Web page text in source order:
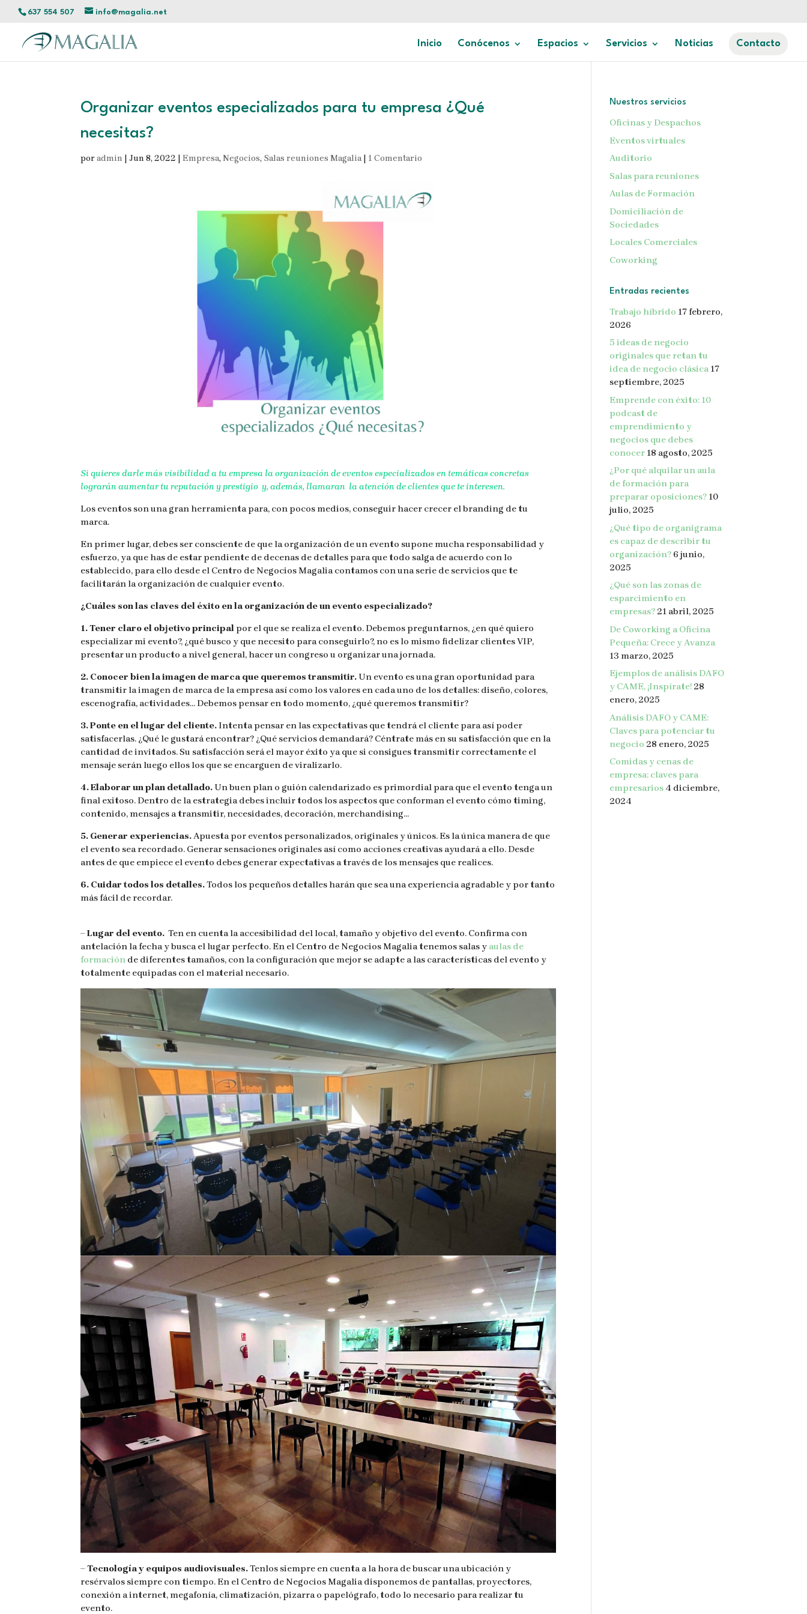
637 554 507 info@magalia.net
Inicio Conócenos Espacios Servicios Noticias Contacto
Organizar eventos especializados para tu empresa ¿Qué
necesitas?
poradmin |Jun 8, 2022 |Empresa,Negocios, Salas reuniones Magalia| 1 Comentario
Si quieres darle más visibilidad a tu empresa la organización de eventos especializados en temáticas concretas
lograrán aumentar tu reputación y prestigio y, además, llamaran la atención de clientes que te interesen.
Los eventos son una gran herramienta para, con pocos medios, conseguir hacer crecer el branding de tu
marca.
En primer lugar, debes ser consciente de que la organización de un evento supone mucha responsabilidad y
esfuerzo, ya que has de estar pendiente de decenas de detalles para que todo salga de acuerdo con lo
establecido, para ello desde el Centro de Negocios Magalia contamos con una serie de servicios que te
facilitarán la organización de cualquier evento.
¿Cuáles son las claves del éxito en la organización de un evento especializado?
1. Tener claro el objetivo principal por el que se realiza el evento. Debemos preguntarnos, ¿en qué quiero
especializar mi evento?, ¿qué busco y que necesito para conseguirlo?, no es lo mismo fidelizar clientes VIP,
presentar un producto a nivel general, hacer un congreso u organizar una jornada.
2. Conocer bien la imagen de marca que queremos transmitir. Un evento es una gran oportunidad para
transmitir la imagen de marca de la empresa así como los valores en cada uno de los detalles: diseño, colores,
escenografía, actividades… Debemos pensar en todo momento, ¿qué queremos transmitir?
3. Ponte en el lugar del cliente. Intenta pensar en las expectativas que tendrá el cliente para así poder
satisfacerlas. ¿Qué le gustará encontrar? ¿Qué servicios demandará? Céntrate más en su satisfacción que en la
cantidad de invitados. Su satisfacción será el mayor éxito ya que si consigues transmitir correctamente el
mensaje serán luego ellos los que se encarguen de viralizarlo.
4. Elaborar un plan detallado. Un buen plan o guión calendarizado es primordial para que el evento tenga un
final exitoso. Dentro de la estrategia debes incluir todos los aspectos que conforman el evento cómo timing,
contenido, mensajes a transmitir, necesidades, decoración, merchandising…
5. Generar experiencias.Apuesta por eventos personalizados, originales y únicos. Es la única manera de que
el evento sea recordado. Generar sensaciones originales así como acciones creativas ayudará a ello. Desde
antes de que empiece el evento debes generar expectativas a través de los mensajes que realices.
6. Cuidar todos los detalles.Todos los pequeños detalles harán que sea una experiencia agradable y por tanto
más fácil de recordar.
– Lugar del evento. Ten en cuenta la accesibilidad del local, tamaño y objetivo del evento. Confirma con
antelación la fecha y busca el lugar perfecto. En el Centro de Negocios Magalia tenemos salas y aulas de
formación de diferentes tamaños, con la configuración que mejor se adapte a las características del evento y
totalmente equipadas con el material necesario.
– Tecnología y equipos audiovisuales.Tenlos siempre en cuenta a la hora de buscar una ubicación y
resérvalos siempre con tiempo. En el Centro de Negocios Magalia disponemos de pantallas, proyectores,
conexión a internet, megafonía, climatización, pizarra o papelógrafo, todo lo necesario para realizar tu
evento.
Nuestros servicios
Oficinas y Despachos
Eventos virtuales
Auditorio
Salas para reuniones
Aulas de Formación
Domiciliación de
Sociedades
Locales Comerciales
Coworking
Entradas recientes
Trabajo híbrido 17 febrero,
2026
5 ideas de negocio
originales que retan tu
idea de negocio clásica 17
septiembre, 2025
Emprende con éxito: 10
podcast de
emprendimiento y
negocios que debes
conocer 18 agosto, 2025
¿Por qué alquilar un aula
de formación para
preparar oposiciones? 10
julio, 2025
¿Qué tipo de organigrama
es capaz de describir tu
organización? 6 junio,
2025
¿Qué son las zonas de
esparcimiento en
empresas? 21 abril, 2025
De Coworking a Oficina
Pequeña: Crece y Avanza
13 marzo, 2025
Ejemplos de análisis DAFO
y CAME, ¡Inspírate! 28
enero, 2025
Análisis DAFO y CAME:
Claves para potenciar tu
negocio 28 enero, 2025
Comidas y cenas de
empresa: claves para
empresarios 4 diciembre,
2024